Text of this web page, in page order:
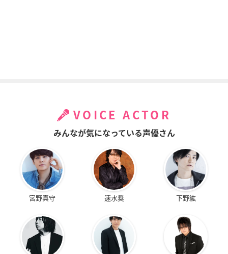
VOICE ACTOR
みんなが気になっている声優さん
宮野真守 速水奨 下野紘